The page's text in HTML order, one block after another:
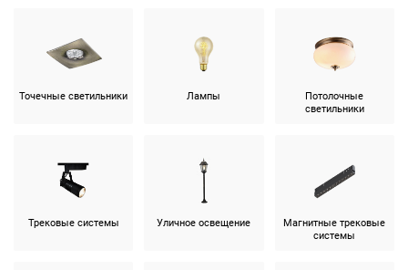
Точечные светильники Лампы
Потолочные
светильники
Трековые системы Уличное освещение
Магнитные трековые
системы